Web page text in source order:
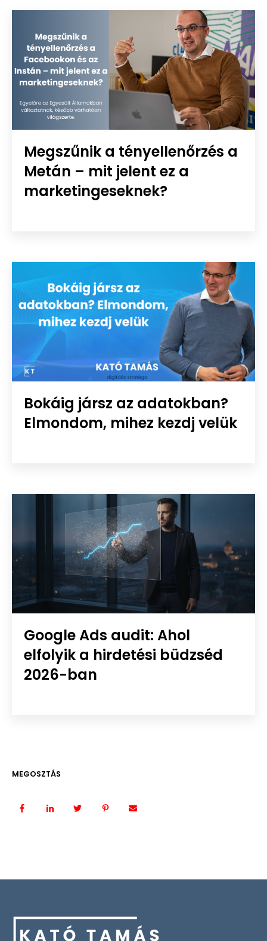
Megszűnik a tényellenőrzés a
Metán – mit jelent ez a
marketingeseknek?
Bokáig jársz az adatokban?
Elmondom, mihez kezdj velük
Google Ads audit: Ahol
elfolyik a hirdetési büdzséd
2026-ban
MEGOSZTÁS